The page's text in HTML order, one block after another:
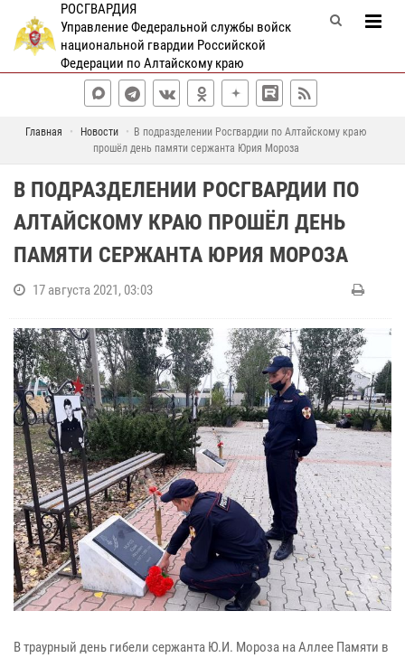
РОСГВАРДИЯ
Управление Федеральной службы войск
национальной гвардии Российской
Федерации по Алтайскому краю
Главная Новости
В подразделении Росгвардии по Алтайскому краю
прошёл день памяти сержанта Юрия Мороза
В ПОДРАЗДЕЛЕНИИ РОСГВАРДИИ ПО
АЛТАЙСКОМУ КРАЮ ПРОШЁЛ ДЕНЬ
ПАМЯТИ СЕРЖАНТА ЮРИЯ МОРОЗА
17 августа 2021, 03:03
В траурный день гибели сержанта Ю.И. Мороза на Аллее Памяти в